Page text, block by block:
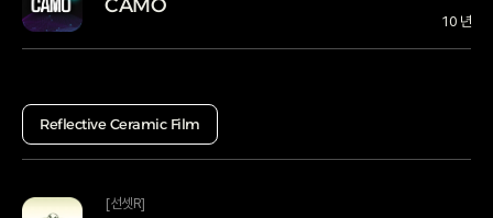
CAMO
CAMO CAMO
10 년
Reflective Ceramic Film
[선셋R]